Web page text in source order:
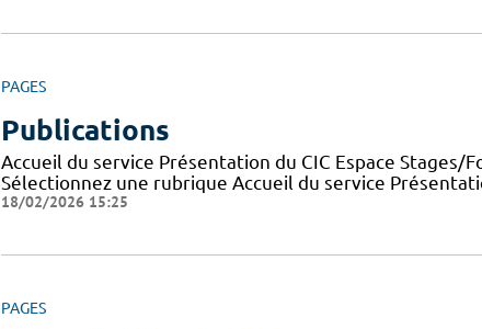
PAGES
Publications
Accueil du service Présentation du CIC Espace
Sélectionnez une rubrique Accueil du service
18/02/2026 15:25
PAGES